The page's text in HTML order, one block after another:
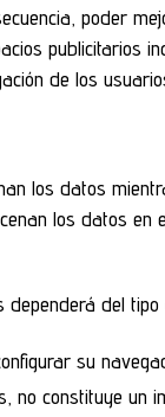
poder
publicitarios
de los
los datos
los datos
dependerá del
su
no constituye un